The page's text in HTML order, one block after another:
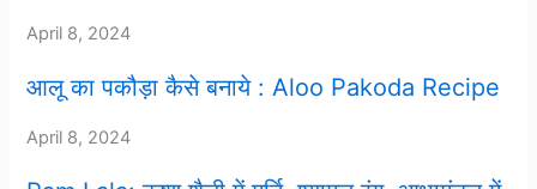
April 8, 2024
आलू का पकौड़ा कैसे बनाये : Aloo Pakoda Recipe
April 8, 2024